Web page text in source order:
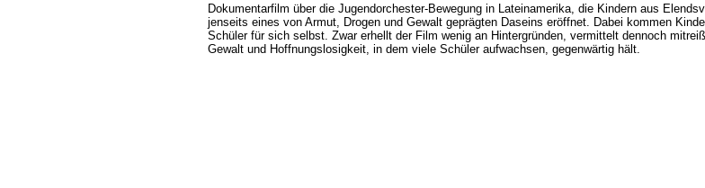
Dokumentarfilm über die Jugendorchester-Bewegung in Lateinamerika, die Kindern aus
jenseits eines von Armut, Drogen und Gewalt geprägten Daseins eröffnet. Dabei kommen
Schüler für sich selbst. Zwar erhellt der Film wenig an Hintergründen, vermittelt dennoch
Gewalt und Hoffnungslosigkeit, in dem viele Schüler aufwachsen, gegenwärtig hält.